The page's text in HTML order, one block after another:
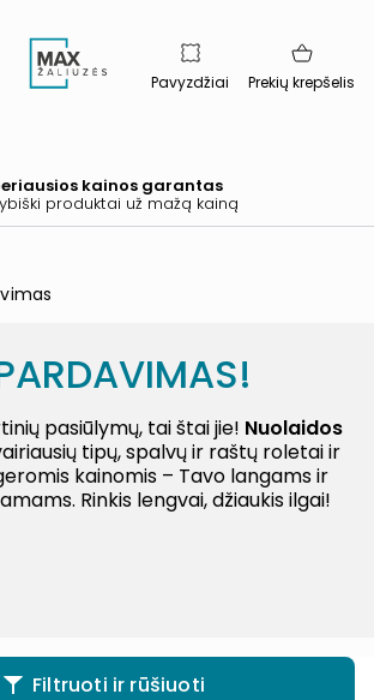
Pavyzdžiai Prekių krepšelis
kainos garantas
produktai už mažą kainą
pasiūlymų, tai štai jie! Nuolaidos
tipų, spalvų ir raštų roletai ir
kainomis – Tavo langams ir
Rinkis lengvai, džiaukis ilgai!
Filtruoti ir rūšiuoti